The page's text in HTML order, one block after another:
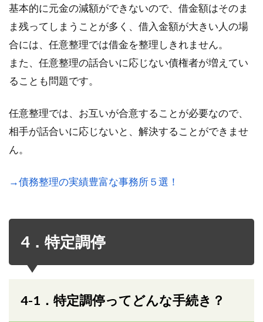
基本的に元金の減額ができないので、借金額はそのま
ま残ってしまうことが多く、借入金額が大きい人の場
合には、任意整理では借金を整理しきれません。
また、任意整理の話合いに応じない債権者が増えてい
ることも問題です。
任意整理では、お互いが合意することが必要なので、
相手が話合いに応じないと、解決することができませ
ん。
→債務整理の実績豊富な事務所５選！
4．特定調停
4-1．特定調停ってどんな手続き？